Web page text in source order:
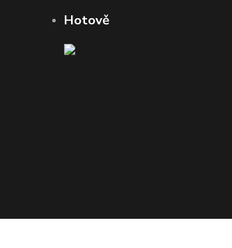
Hotově